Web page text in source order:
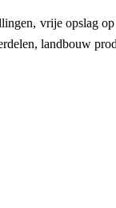
vrije opslag
landbouw